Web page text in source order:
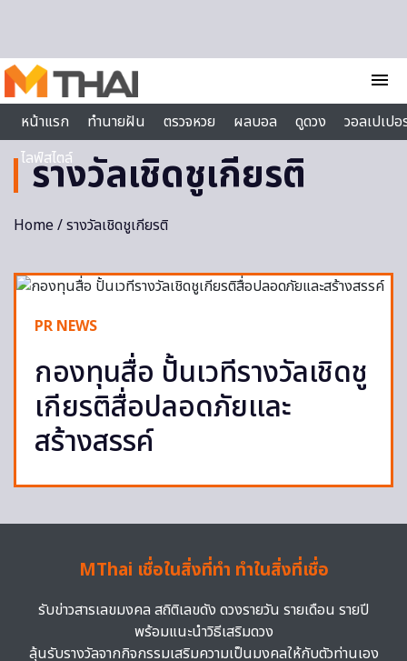
menu
หน้าแรก
ทำนายฝัน ตรวจหวย ผลบอล ดูดวง
วอลเปเป
ไลฟ์สไตล์
รางวัลเชิดชูเกียรติ
Home/ รางวัลเชิดชูเกียรติ
PR NEWS
กองทุนสื่อ ปั้นเวทีรางวัลเชิดชู
เกียรติสื่อปลอดภัยและ
สร้างสรรค์
MThai เชื่อในสิ่งที่ทำ ทำในสิ่งที่เชื่อ
รับข่าวสารเลขมงคล สถิติเลขดัง ดวงรายวัน รายเดือน รายปี
พร้อมแนะนำวิธีเสริมดวง
ลุ้นรับรางวัลจากกิจกรรมเสริมความเป็นมงคลให้กับตัวท่านเอง